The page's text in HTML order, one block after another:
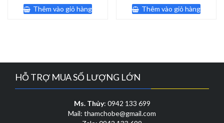
là:
364,000 ₫.
tại
là:
Thêm vào giỏ hàng
là:
150,000 ₫.
tại
là:
Thêm vào giỏ hàng
HỖ TRỢ MUA SỐ LƯỢNG LỚN
Ms. Thủy: 0942 133 699
Mail: thamchobe@gmail.com